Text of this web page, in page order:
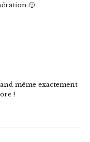
🙂
même exactement
!